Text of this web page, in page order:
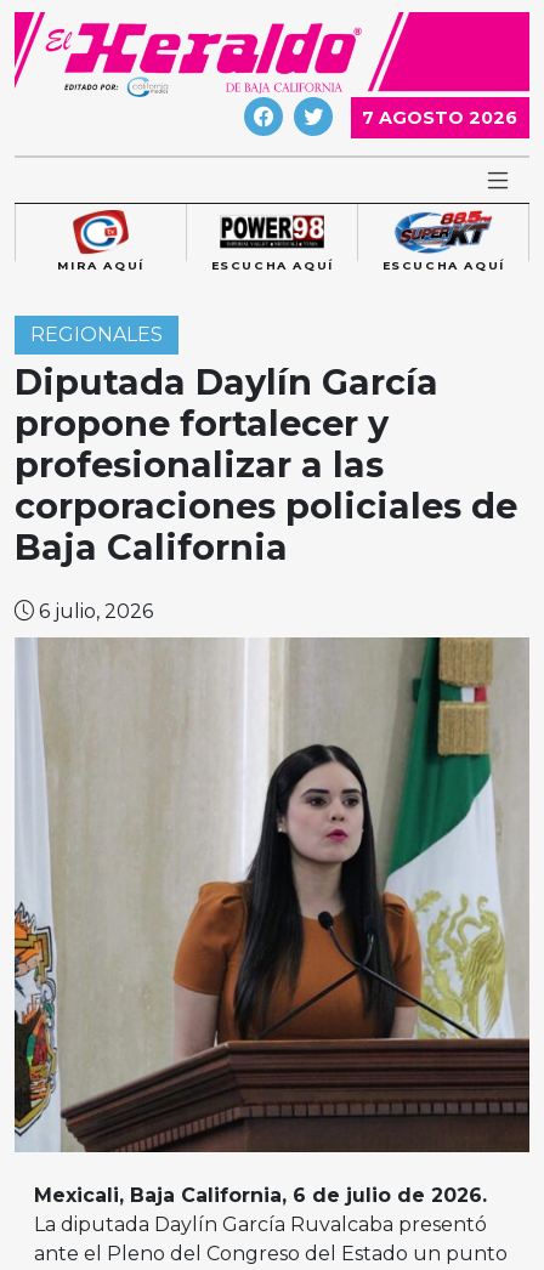
Skip
content
7 AGOSTO 2026
MIRA AQUÍ ESCUCHA AQUÍ ESCUCHA AQUÍ
REGIONALES
Diputada Daylín García
propone fortalecer y
profesionalizar a las
corporaciones policiales de
Baja California
6 julio, 2026
Mexicali, Baja California, 6 de julio de 2026.
La diputada Daylín García Ruvalcaba presentó
ante el Pleno del Congreso del Estado un punto